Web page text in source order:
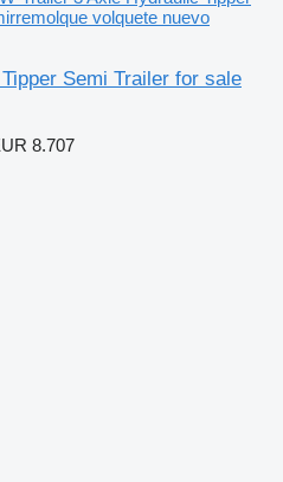
volquete nuevo
Semi Trailer for sale
8.707